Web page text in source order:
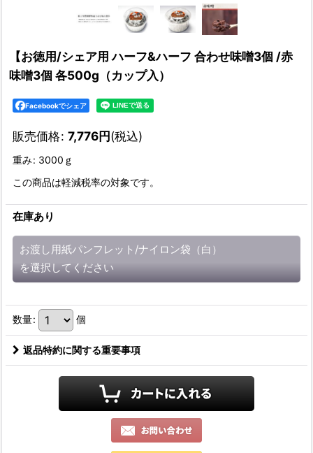
【お徳用/シェア用 ハーフ&ハーフ 合わせ味噌3個 /赤
味噌3個 各500g（カップ入）
Facebookでシェア
販売価格: 7,776円(税込)
重み: 3000ｇ
この商品は軽減税率の対象です。
在庫あり
お渡し用紙パンフレット/ナイロン袋（白）
を選択してください
数量: 個
返品特約に関する重要事項